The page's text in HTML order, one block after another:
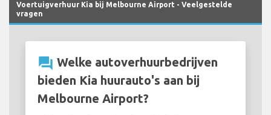
Voertuigverhuur Kia bij Melbourne Airport - Veelgestelde
vragen
question_answer Welke autoverhuurbedrijven
bieden Kia huurauto's aan bij
Melbourne Airport?